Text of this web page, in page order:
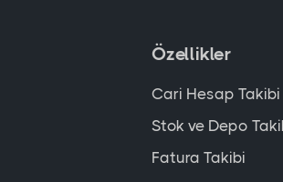
Özellikler
Cari Hesap Takibi
Stok ve Depo
Fatura Takibi